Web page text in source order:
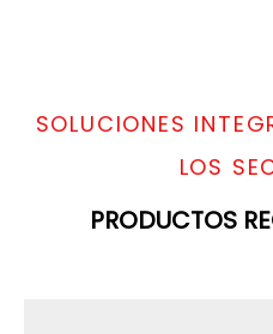
SOLUCIONES
LOS
PRODUCTOS